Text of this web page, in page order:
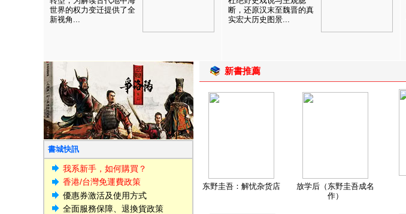
世界的权力变迁提供了全
新视角...
断，还原汉末至魏晋的真
实宏大历史图景...
書城快訊
我系新手，如何購買？
香港/台灣免運費政策
優惠券激活及使用方式
全面服務保障、退換貨政策
新書推薦
东野圭吾：解忧杂货店
放学后（东野圭吾成名
作）